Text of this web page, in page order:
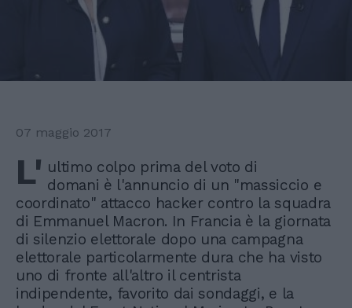
07 maggio 2017
L' ultimo colpo prima del voto di
domani è l'annuncio di un "massiccio e
coordinato" attacco hacker contro la squadra
di Emmanuel Macron. In Francia è la giornata
di silenzio elettorale dopo una campagna
elettorale particolarmente dura che ha visto
uno di fronte all'altro il centrista
indipendente, favorito dai sondaggi, e la